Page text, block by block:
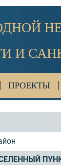
И
ПРОЕКТЫ